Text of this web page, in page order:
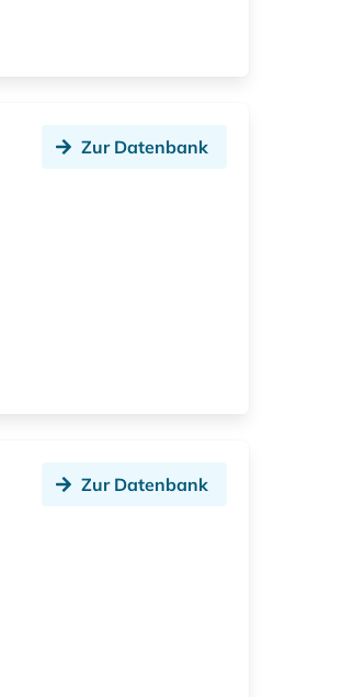
Zur Datenbank
Zur Datenbank